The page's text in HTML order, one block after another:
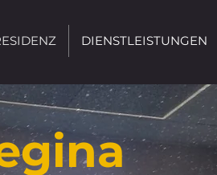
DIENSTLEISTUNGEN